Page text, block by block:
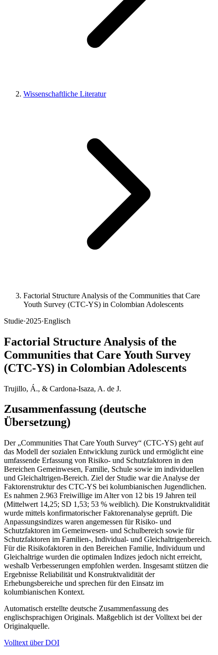
Wissenschaftliche Literatur
Factorial Structure Analysis of the Communities that Care
Youth Survey (CTC-YS) in Colombian Adolescents
Studie·2025·Englisch
Factorial Structure Analysis of the
Communities that Care Youth Survey
(CTC-YS) in Colombian Adolescents
Trujillo, Á., & Cardona-Isaza, A. de J.
Zusammenfassung (deutsche
Übersetzung)
Der „Communities That Care Youth Survey“ (CTC-YS) geht auf
das Modell der sozialen Entwicklung zurück und ermöglicht eine
umfassende Erfassung von Risiko- und Schutzfaktoren in den
Bereichen Gemeinwesen, Familie, Schule sowie im individuellen
und Gleichaltrigen-Bereich. Ziel der Studie war die Analyse der
Faktorenstruktur des CTC-YS bei kolumbianischen Jugendlichen.
Es nahmen 2.963 Freiwillige im Alter von 12 bis 19 Jahren teil
(Mittelwert 14,25; SD 1,53; 53 % weiblich). Die Konstruktvalidität
wurde mittels konfirmatorischer Faktorenanalyse geprüft. Die
Anpassungsindizes waren angemessen für Risiko- und
Schutzfaktoren im Gemeinwesen- und Schulbereich sowie für
Schutzfaktoren im Familien-, Individual- und Gleichaltrigenbereich.
Für die Risikofaktoren in den Bereichen Familie, Individuum und
Gleichaltrige wurden die optimalen Indizes jedoch nicht erreicht,
weshalb Verbesserungen empfohlen werden. Insgesamt stützen die
Ergebnisse Reliabilität und Konstruktvalidität der
Erhebungsbereiche und sprechen für den Einsatz im
kolumbianischen Kontext.
Automatisch erstellte deutsche Zusammenfassung des
englischsprachigen Originals. Maßgeblich ist der Volltext bei der
Originalquelle.
Volltext über DOI